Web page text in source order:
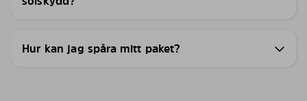
Hur kan jag spåra mitt paket?